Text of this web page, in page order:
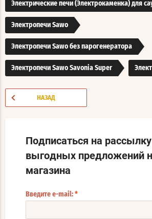
Электрические печи (Электрокаменка) для
Электропечи Sawo
Электропечи Sawo без парогенератора
Электропечи Sawo Savonia Super
НАЗАД
Подписаться на рассылку
выгодных предложений
магазина
Введите e-mail: *